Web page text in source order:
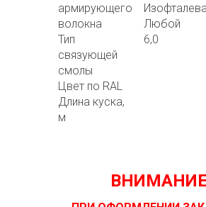
армирующего
волокна
Тип
связующей
смолы
Цвет по RAL
Длина куска,
м
Любой
6,0